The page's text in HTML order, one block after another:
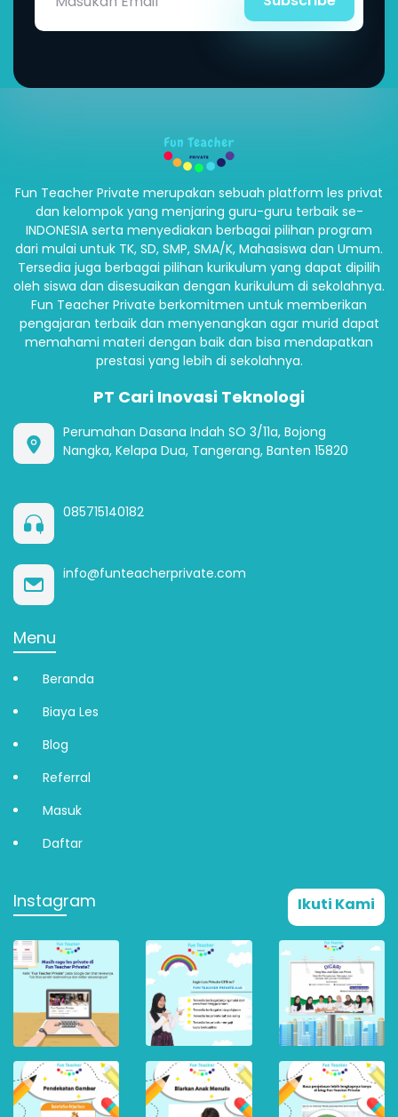
Fun Teacher Private merupakan sebuah platform les privat
dan kelompok yang menjaring guru-guru terbaik se-
INDONESIA serta menyediakan berbagai pilihan program
dari mulai untuk TK, SD, SMP, SMA/K, Mahasiswa dan Umum.
Tersedia juga berbagai pilihan kurikulum yang dapat dipilih
oleh siswa dan disesuaikan dengan kurikulum di sekolahnya.
Fun Teacher Private berkomitmen untuk memberikan
pengajaran terbaik dan menyenangkan agar murid dapat
memahami materi dengan baik dan bisa mendapatkan
prestasi yang lebih di sekolahnya.
PT Cari Inovasi Teknologi
Perumahan Dasana Indah SO 3/11a, Bojong
Nangka, Kelapa Dua, Tangerang, Banten 15820
085715140182
info@funteacherprivate.com
Menu
Beranda
Biaya Les
Blog
Referral
Masuk
Daftar
Instagram Ikuti Kami